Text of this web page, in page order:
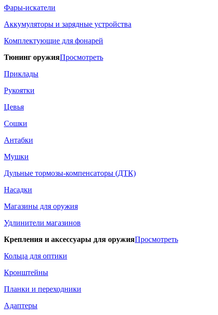
Фары-искатели
Аккумуляторы и зарядные устройства
Комплектующие для фонарей
Тюнинг оружияПросмотреть
Приклады
Рукоятки
Цевья
Сошки
Антабки
Мушки
Дульные тормозы-компенсаторы (ДТК)
Насадки
Магазины для оружия
Удлинители магазинов
Крепления и аксессуары для оружияПросмотреть
Кольца для оптики
Кронштейны
Планки и переходники
Адаптеры